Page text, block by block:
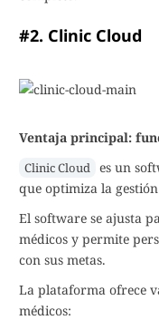
#2. Clinic Cloud
Ventaja principal:
Clinic Cloud es un
que optimiza la
El software se ajusta
médicos y permite
con sus metas.
La plataforma ofrece
médicos: